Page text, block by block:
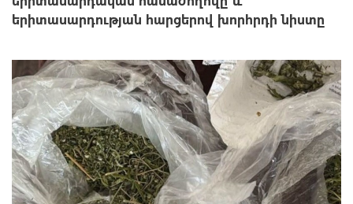
երիտասարդության հարցերով խորհրդի նիստը